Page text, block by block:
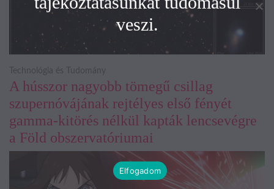
A hússzor nagyobb tömegű csillag
szupernóvájának rejtélyes első fényét
gamma-kitörés nélkül kapták lencsevégre
a Föld obszervatóriumai
Technológia és Tudomány
veszi.
Elfogadom